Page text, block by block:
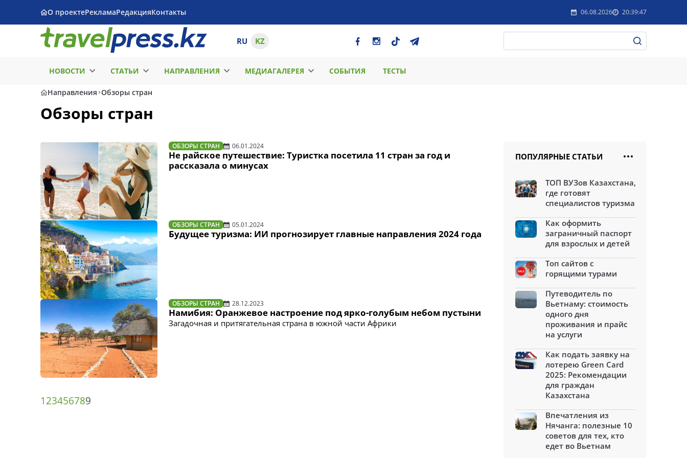
О проектеРекламаРедакцияКонтакты 06.08.2026 20:39:47
RU KZ
НОВОСТИ СТАТЬИ НАПРАВЛЕНИЯ МЕДИАГАЛЕРЕЯ СОБЫТИЯ ТЕСТЫ
Направления Обзоры стран
Обзоры стран
ОБЗОРЫ СТРАН 06.01.2024
Не райское путешествие: Туристка посетила 11 стран за год и
рассказала о минусах
ОБЗОРЫ СТРАН 05.01.2024
Будущее туризма: ИИ прогнозирует главные направления 2024 года
ОБЗОРЫ СТРАН 28.12.2023
Намибия: Оранжевое настроение под ярко-голубым небом пустыни
Загадочная и притягательная страна в южной части Африки
123456789
ПОПУЛЯРНЫЕ СТАТЬИ
ТОП ВУЗов Казахстана,
где готовят
специалистов туризма
Как оформить
заграничный паспорт
для взрослых и детей
Топ сайтов с
горящими турами
Путеводитель по
Вьетнаму: стоимость
одного дня
проживания и прайс
на услуги
Как подать заявку на
лотерею Green Card
2025: Рекомендации
для граждан
Казахстана
Впечатления из
Нячанга: полезные 10
советов для тех, кто
едет во Вьетнам